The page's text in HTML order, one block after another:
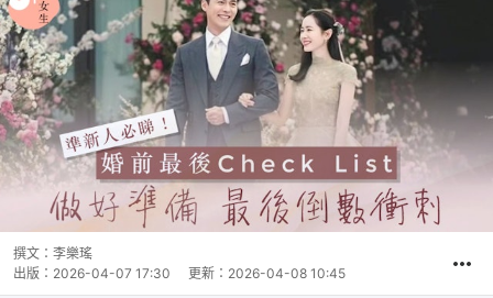
撰文： 李樂瑤
出版： 2026-04-07 17:30 更新： 2026-04-08 10:45